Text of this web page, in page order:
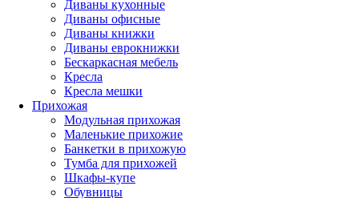
Диваны кухонные
Диваны офисные
Диваны книжки
Диваны еврокнижки
Бескаркасная мебель
Кресла
Кресла мешки
Прихожая
Модульная прихожая
Маленькие прихожие
Банкетки в прихожую
Тумба для прихожей
Шкафы-купе
Обувницы